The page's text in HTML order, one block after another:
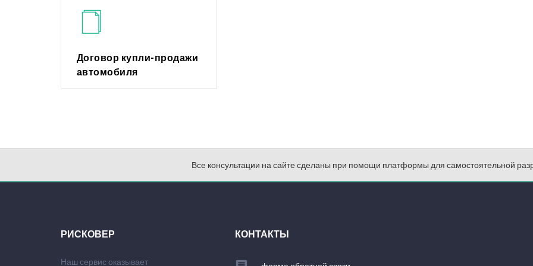
Договор купли-продажи
автомобиля
Все консультации на сайте сделаны при помощи платформы для самостоятельной
РИСКОВЕР
Наш сервис оказывает
КОНТАКТЫ